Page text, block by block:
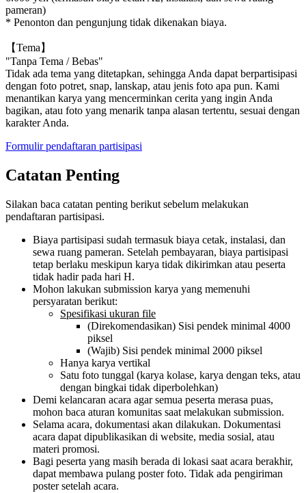
pameran)
* Penonton dan pengunjung tidak dikenakan biaya.
【Tema】
"Tanpa Tema / Bebas"
Tidak ada tema yang ditetapkan, sehingga Anda dapat berpartisipasi
dengan foto potret, snap, lanskap, atau jenis foto apa pun. Kami
menantikan karya yang mencerminkan cerita yang ingin Anda
bagikan, atau foto yang menarik tanpa alasan tertentu, sesuai dengan
karakter Anda.
Formulir pendaftaran partisipasi
Catatan Penting
Silakan baca catatan penting berikut sebelum melakukan
pendaftaran partisipasi.
Biaya partisipasi sudah termasuk biaya cetak, instalasi, dan
sewa ruang pameran. Setelah pembayaran, biaya partisipasi
tetap berlaku meskipun karya tidak dikirimkan atau peserta
tidak hadir pada hari H.
Mohon lakukan submission karya yang memenuhi
persyaratan berikut:
Spesifikasi ukuran file
(Direkomendasikan) Sisi pendek minimal 4000
piksel
(Wajib) Sisi pendek minimal 2000 piksel
Hanya karya vertikal
Satu foto tunggal (karya kolase, karya dengan teks, atau
dengan bingkai tidak diperbolehkan)
Demi kelancaran acara agar semua peserta merasa puas,
mohon baca aturan komunitas saat melakukan submission.
Selama acara, dokumentasi akan dilakukan. Dokumentasi
acara dapat dipublikasikan di website, media sosial, atau
materi promosi.
Bagi peserta yang masih berada di lokasi saat acara berakhir,
dapat membawa pulang poster foto. Tidak ada pengiriman
poster setelah acara.